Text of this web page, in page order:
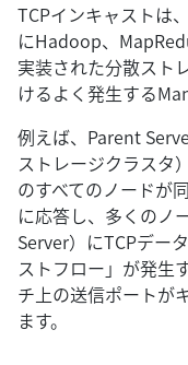
TCPインキャストは
にHadoop、
実装された分散スト
けるよく発生する
例えば、Parent
ストレージクラスタ
のすべてのノードが
に応答し、多くのノ
Server）にTCPデー
ストフロー」が発生
チ上の送信ポートが
ます。